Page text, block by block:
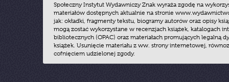
Społeczny Instytut Wydawniczy Znak wyraża zgodę na
materiałów dostępnych aktualnie na stronie
jak: okładki, fragmenty tekstu, biogramy autorów oraz opisy
mogą zostać wykorzystane w recenzjach książek, katalogach
bibliotecznych (OPAC) oraz materiałach promujących legalną
książek. Usunięcie materiału z ww. strony internetowej,
cofnięciem udzielonej zgody.